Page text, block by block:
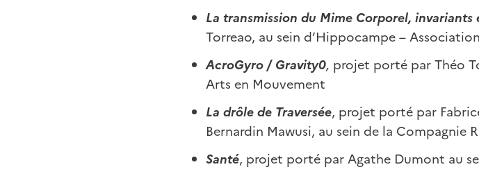
La transmission du Mime Corporel,
Torreao, au sein d’Hippocampe –
AcroGyro / Gravity0, projet porté par Théo
Arts en Mouvement
La drôle de Traversée, projet porté par
Bernardin Mawusi, au sein de la Compagnie
Santé, projet porté par Agathe Dumont au